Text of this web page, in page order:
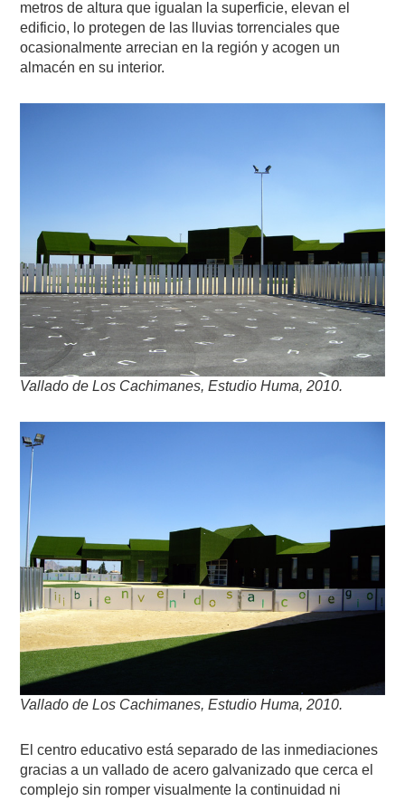
metros de altura que igualan la superficie, elevan el
edificio, lo protegen de las lluvias torrenciales que
ocasionalmente arrecian en la región y acogen un
almacén en su interior.
Vallado de Los Cachimanes, Estudio Huma, 2010.
Vallado de Los Cachimanes, Estudio Huma, 2010.
El centro educativo está separado de las inmediaciones
gracias a un vallado de acero galvanizado que cerca el
complejo sin romper visualmente la continuidad ni